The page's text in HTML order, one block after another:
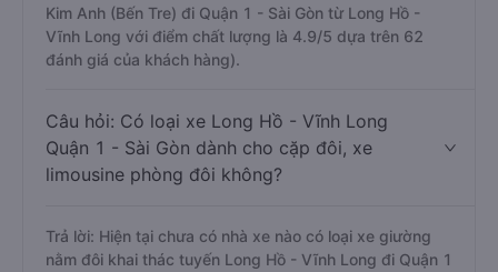
Kim Anh (Bến Tre) đi Quận 1 - Sài Gòn từ Long Hồ -
Vĩnh Long với điểm chất lượng là 4.9/5 dựa trên 62
đánh giá của khách hàng).
Câu hỏi: Có loại xe Long Hồ - Vĩnh Long
Quận 1 - Sài Gòn dành cho cặp đôi, xe
limousine phòng đôi không?
Trả lời: Hiện tại chưa có nhà xe nào có loại xe giường
nằm đôi khai thác tuyến Long Hồ - Vĩnh Long đi Quận 1